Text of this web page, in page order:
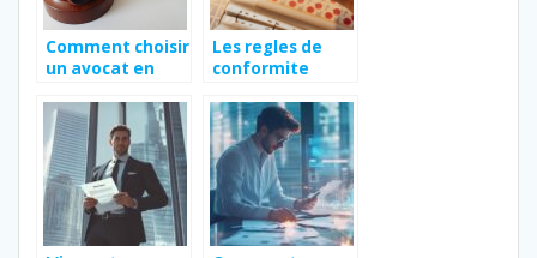
Comment choisir
un avocat en
?
Les regles de
conformite
l’utilisation des
tampons
encreurs